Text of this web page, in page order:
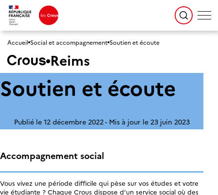
Accueil Social et accompagnement Soutien et écoute
Reims
Soutien et écoute
Publié le 12 décembre 2022 Mis à jour le 23 juin 2023
Accompagnement social
Vous vivez une période difficile qui pèse sur vos études et votre
vie étudiante ? Chaque Crous dispose d’un service social où des